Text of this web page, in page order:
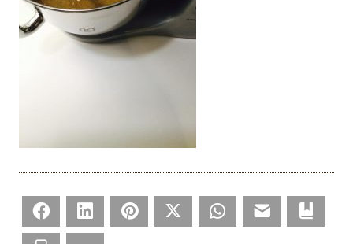
Facebook LinkedIn Pinterest Twitter WhatsApp